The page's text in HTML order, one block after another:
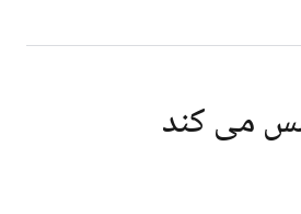
می کند